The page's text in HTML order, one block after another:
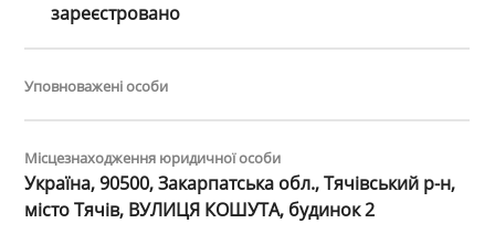
зареєстровано
Уповноважені особи
Місцезнаходження юридичної особи
Україна, 90500, Закарпатська обл., Тячівський р-н,
місто Тячів, ВУЛИЦЯ КОШУТА, будинок 2